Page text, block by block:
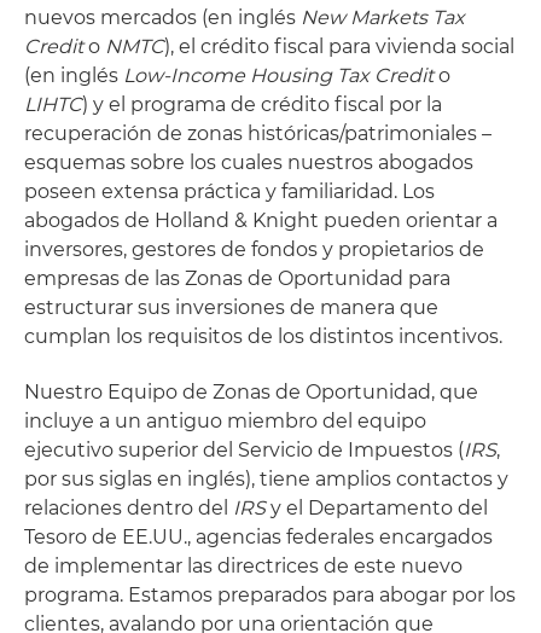
nuevos mercados (en inglés New Markets Tax
Credito NMTC), el crédito fiscal para vivienda social
(en inglés Low-Income Housing Tax Credito
LIHTC) y el programa de crédito fiscal por la
recuperación de zonas históricas/patrimoniales –
esquemas sobre los cuales nuestros abogados
poseen extensa práctica y familiaridad. Los
abogados de Holland & Knight pueden orientar a
inversores, gestores de fondos y propietarios de
empresas de las Zonas de Oportunidad para
estructurar sus inversiones de manera que
cumplan los requisitos de los distintos incentivos.
Nuestro Equipo de Zonas de Oportunidad, que
incluye a un antiguo miembro del equipo
ejecutivo superior del Servicio de Impuestos (IRS,
por sus siglas en inglés), tiene amplios contactos y
relaciones dentro del IRSy el Departamento del
Tesoro de EE.UU., agencias federales encargados
de implementar las directrices de este nuevo
programa. Estamos preparados para abogar por los
clientes, avalando por una orientación que